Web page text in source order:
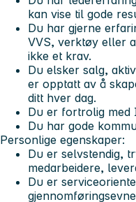
kan vise til gode
Du har gjerne
VVS, verktøy eller
ikke et krav.
Du elsker salg,
er opptatt av å
ditt hver dag.
Du er fortrolig med
Du har gode
Personlige egenskaper:
Du er selvstendig,
medarbeidere,
Du er